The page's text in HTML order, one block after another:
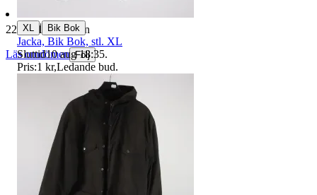
229 491 omdömen
Läs omdömen Följ
XL | Bik Bok
Jacka, Bik Bok, stl. XL
Sluttid10 aug 18:35.
Pris:1 kr,Ledande bud.